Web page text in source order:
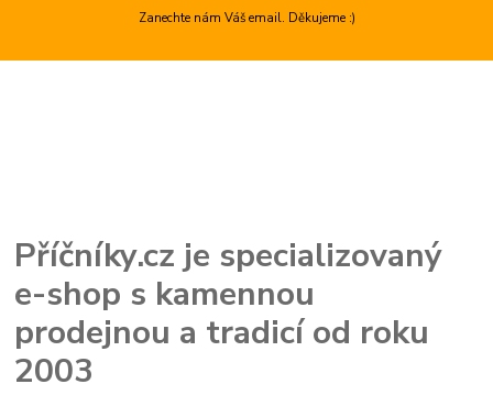
Zanechte nám Váš email. Děkujeme :)
Příčníky.cz je specializovaný
e-shop s kamennou
prodejnou a tradicí od roku
2003